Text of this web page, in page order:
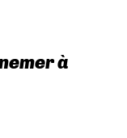
à